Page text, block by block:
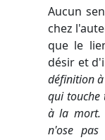
Aucun
chez
que le
désir et
définition
qui touche
à la mort.
n'ose pas